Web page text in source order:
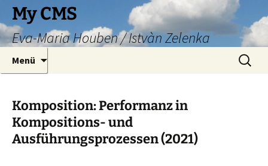
Zum
Inhalt
springen
My CMS
Eva-Maria Houben / Istvàn Zelenka
Menü
Suche
nach:
Komposition: Performanz in
Kompositions- und
Ausführungsprozessen (2021)